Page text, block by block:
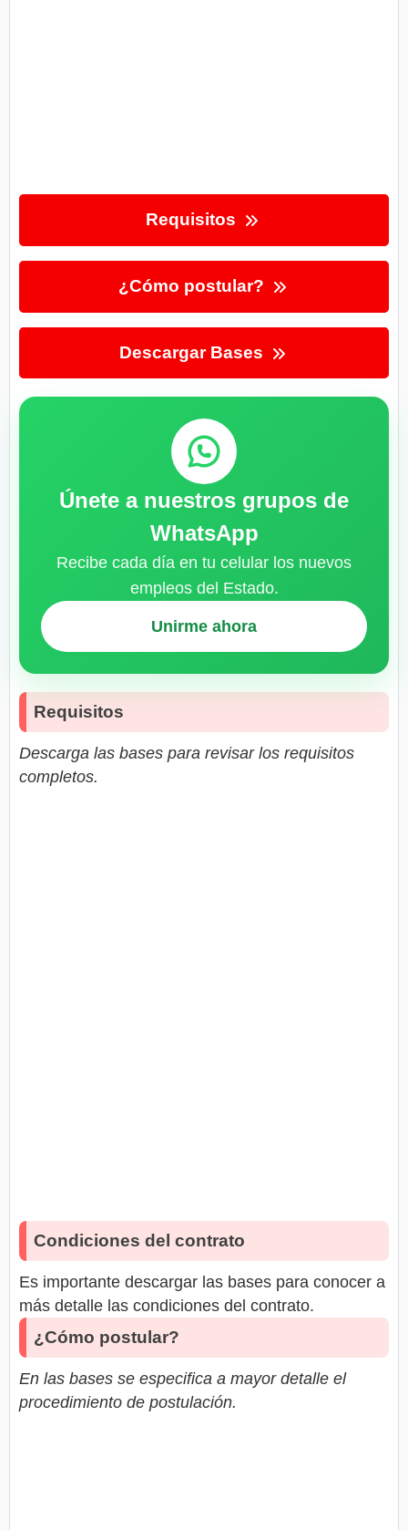
Requisitos
¿Cómo postular?
Descargar Bases
Únete a nuestros grupos de
WhatsApp
Recibe cada día en tu celular los nuevos
empleos del Estado.
Unirme ahora
Requisitos
Descarga las bases para revisar los requisitos
completos.
Condiciones del contrato
Es importante descargar las bases para conocer a
más detalle las condiciones del contrato.
¿Cómo postular?
En las bases se especifica a mayor detalle el
procedimiento de postulación.